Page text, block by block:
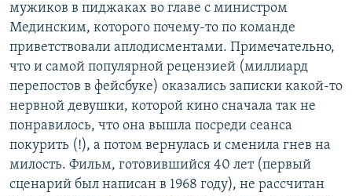
мужиков в пиджаках во главе с министром
Мединским, которого почему-то по команде
приветствовали аплодисментами. Примечательно,
что и самой популярной рецензией (миллиард
перепостов в фейсбуке) оказались записки какой-то
нервной девушки, которой кино сначала так не
понравилось, что она вышла посреди сеанса
покурить (!), а потом вернулась и сменила гнев на
милость. Фильм, готовившийся 40 лет (первый
сценарий был написан в 1968 году), не рассчитан